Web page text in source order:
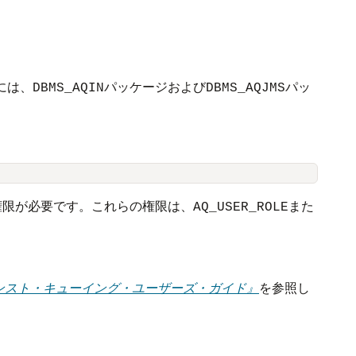
、 DBMS_AQINパッケージおよびDBMS_AQJMSパッ
が必要です。これらの権限は、 AQ_USER_ROLE また
ト・キューイング・ユーザーズ・ガイド』 を参照し